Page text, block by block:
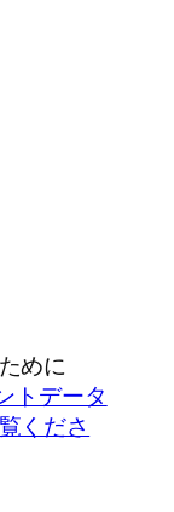
めに
トデータ
くださ